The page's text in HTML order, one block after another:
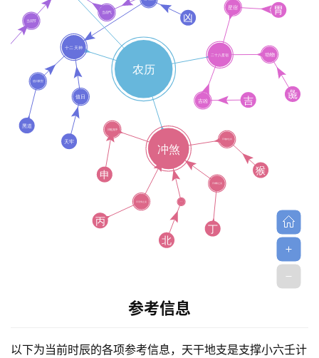
页
参考信息
以下为当前时辰的各项参考信息，天干地支是支撑小六壬计